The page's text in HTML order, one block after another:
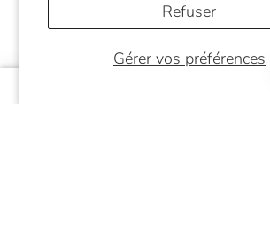
Gérer vos préférences
Refuser
© 2026Papeterie Café Nueva Era